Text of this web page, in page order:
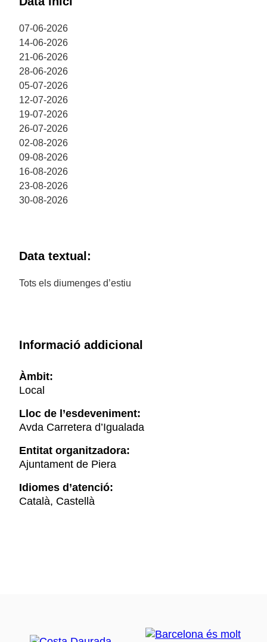
07-06-2026
14-06-2026
21-06-2026
28-06-2026
05-07-2026
12-07-2026
19-07-2026
26-07-2026
02-08-2026
09-08-2026
16-08-2026
23-08-2026
30-08-2026
Data textual:
Tots els diumenges d’estiu
Informació addicional
Àmbit:
Local
Lloc de l’esdeveniment:
Avda Carretera d’Igualada
Entitat organitzadora:
Ajuntament de Piera
Idiomes d’atenció:
Català, Castellà